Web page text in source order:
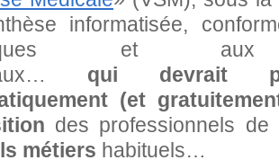
informatisée,
et aux
qui
devrait
(et
des professionnels
métiers habituels…